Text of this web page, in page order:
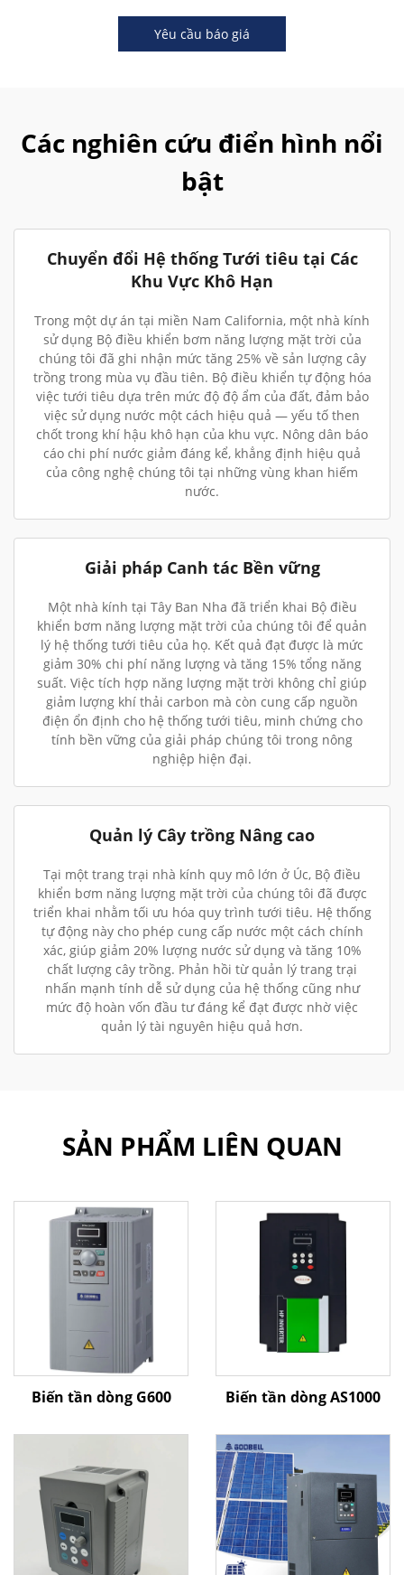
Yêu cầu báo giá
Các nghiên cứu điển hình nổi
bật
Chuyển đổi Hệ thống Tưới tiêu tại Các
Khu Vực Khô Hạn
Trong một dự án tại miền Nam California, một nhà kính
sử dụng Bộ điều khiển bơm năng lượng mặt trời của
chúng tôi đã ghi nhận mức tăng 25% về sản lượng cây
trồng trong mùa vụ đầu tiên. Bộ điều khiển tự động hóa
việc tưới tiêu dựa trên mức độ độ ẩm của đất, đảm bảo
việc sử dụng nước một cách hiệu quả — yếu tố then
chốt trong khí hậu khô hạn của khu vực. Nông dân báo
cáo chi phí nước giảm đáng kể, khẳng định hiệu quả
của công nghệ chúng tôi tại những vùng khan hiếm
nước.
Giải pháp Canh tác Bền vững
Một nhà kính tại Tây Ban Nha đã triển khai Bộ điều
khiển bơm năng lượng mặt trời của chúng tôi để quản
lý hệ thống tưới tiêu của họ. Kết quả đạt được là mức
giảm 30% chi phí năng lượng và tăng 15% tổng năng
suất. Việc tích hợp năng lượng mặt trời không chỉ giúp
giảm lượng khí thải carbon mà còn cung cấp nguồn
điện ổn định cho hệ thống tưới tiêu, minh chứng cho
tính bền vững của giải pháp chúng tôi trong nông
nghiệp hiện đại.
Quản lý Cây trồng Nâng cao
Tại một trang trại nhà kính quy mô lớn ở Úc, Bộ điều
khiển bơm năng lượng mặt trời của chúng tôi đã được
triển khai nhằm tối ưu hóa quy trình tưới tiêu. Hệ thống
tự động này cho phép cung cấp nước một cách chính
xác, giúp giảm 20% lượng nước sử dụng và tăng 10%
chất lượng cây trồng. Phản hồi từ quản lý trang trại
nhấn mạnh tính dễ sử dụng của hệ thống cũng như
mức độ hoàn vốn đầu tư đáng kể đạt được nhờ việc
quản lý tài nguyên hiệu quả hơn.
SẢN PHẨM LIÊN QUAN
Biến tần dòng G600 Biến tần dòng AS1000